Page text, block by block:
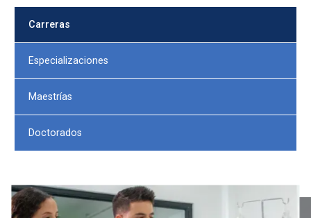
Carreras
Especializaciones
Maestrías
Doctorados